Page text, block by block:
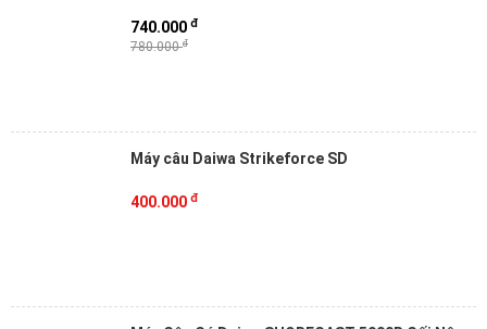
780.000đ
740.000 đ
Máy câu Daiwa Strikeforce SD
400.000 đ